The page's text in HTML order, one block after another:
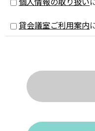
貸会議室ご利用案内